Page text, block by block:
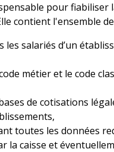
pour
contient l'ensemble
salariés d’un
métier et le code
de cotisations
toutes les données
la caisse et